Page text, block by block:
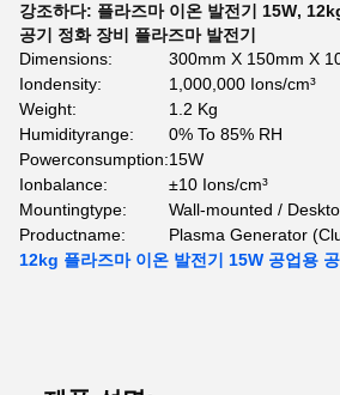
강조하다: 플라즈마 이온 발전기 15W,
공기 정화 장비 플라즈마 발전기
Dimensions:
300mm X 150mm X
Iondensity:
1,000,000 Ions/cm³
Weight:
1.2 Kg
Humidityrange:
0% To 85% RH
Powerconsumption:15W
Ionbalance:
±10 Ions/cm³
Mountingtype:
Wall-mounted /
Productname:
Plasma Generator
12kg 플라즈마 이온 발전기 15W 공업용 공